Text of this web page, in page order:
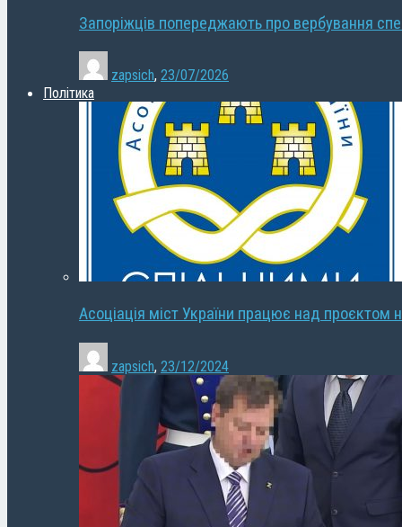
Запоріжців попереджають про вербування
zapsich, 23/07/2026
Політика
Асоціація міст України працює над проєктом
zapsich, 23/12/2024